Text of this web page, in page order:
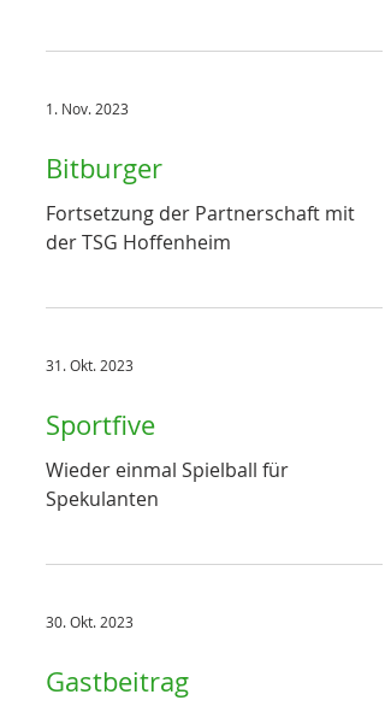
1. Nov. 2023
Bitburger
Fortsetzung der Partnerschaft mit
der TSG Hoffenheim
31. Okt. 2023
Sportfive
Wieder einmal Spielball für
Spekulanten
30. Okt. 2023
Gastbeitrag